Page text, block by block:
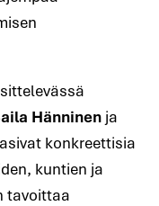
Hänninen ja
konkreettisia
kuntien ja
tavoittaa